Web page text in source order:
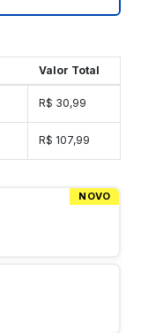
Valor Total
R$ 30,99
R$ 107,99
NOVO